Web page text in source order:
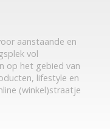
aanstaande en
vol
op het gebied van
lifestyle en
(winkel)straatje